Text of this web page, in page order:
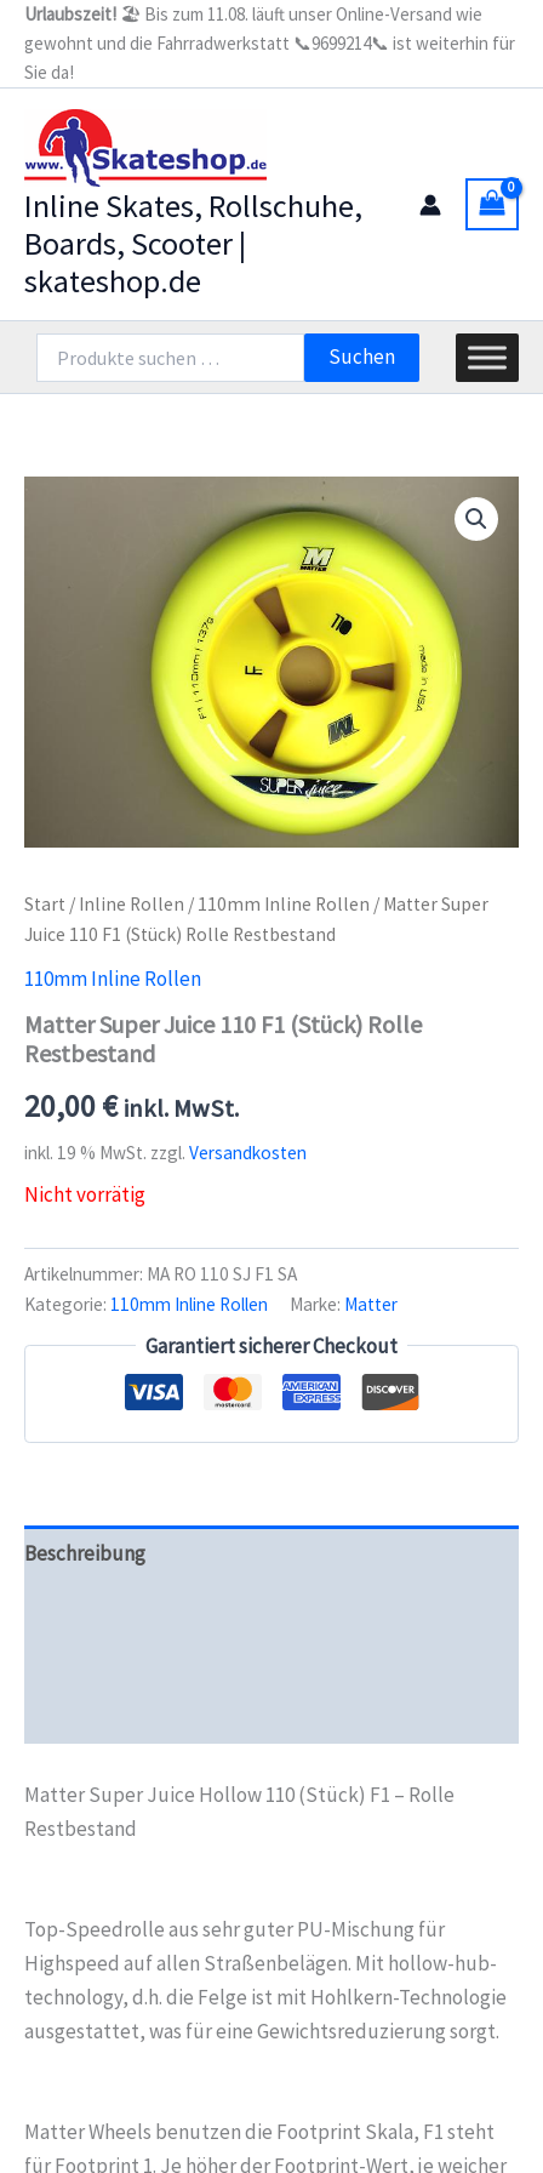
Zum
Inhalt
springen
Urlaubszeit! 🏖️ Bis zum 11.08. läuft unser Online-Versand wie
gewohnt und die Fahrradwerkstatt 📞9699214📞 ist weiterhin für
Sie da!
Inline Skates, Rollschuhe,
Boards, Scooter |
skateshop.de
nach:
Suchen
Start / Inline Rollen / 110mm Inline Rollen / Matter Super
Juice 110 F1 (Stück) Rolle Restbestand
110mm Inline Rollen
Matter Super Juice 110 F1 (Stück) Rolle
Restbestand
20,00€ inkl. MwSt.
inkl. 19 % MwSt. zzgl. Versandkosten
Nicht vorrätig
Artikelnummer: MA RO 110 SJ F1 SA
Kategorie: 110mm Inline Rollen Marke: Matter
Garantiert sicherer Checkout
Beschreibung
Matter Super Juice Hollow 110 (Stück) F1 – Rolle
Restbestand
Top-Speedrolle aus sehr guter PU-Mischung für
Highspeed auf allen Straßenbelägen. Mit hollow-hub-
technology, d.h. die Felge ist mit Hohlkern-Technologie
ausgestattet, was für eine Gewichtsreduzierung sorgt.
Matter Wheels benutzen die Footprint Skala, F1 steht
für Footprint 1. Je höher der Footprint-Wert, je weicher